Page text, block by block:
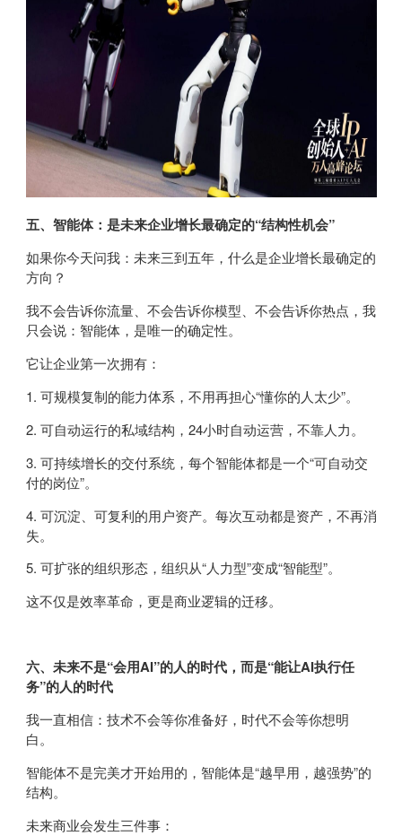
五、智能体：是未来企业增长最确定的“结构性机会”
如果你今天问我：未来三到五年，什么是企业增长最确定的
方向？
我不会告诉你流量、不会告诉你模型、不会告诉你热点，我
只会说：智能体，是唯一的确定性。
它让企业第一次拥有：
1. 可规模复制的能力体系，不用再担心“懂你的人太少”。
2. 可自动运行的私域结构，24小时自动运营，不靠人力。
3. 可持续增长的交付系统，每个智能体都是一个“可自动交
付的岗位”。
4. 可沉淀、可复利的用户资产。每次互动都是资产，不再消
失。
5. 可扩张的组织形态，组织从“人力型”变成“智能型”。
这不仅是效率革命，更是商业逻辑的迁移。
六、未来不是“会用AI”的人的时代，而是“能让AI执行任
务”的人的时代
我一直相信：技术不会等你准备好，时代不会等你想明
白。
智能体不是完美才开始用的，智能体是“越早用，越强势”的
结构。
未来商业会发生三件事：